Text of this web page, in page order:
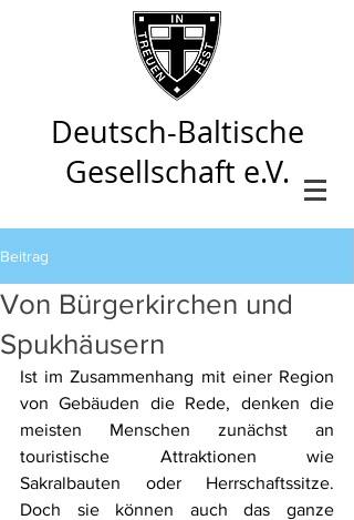
Deutsch-Baltische
Gesellschaft e.V.
Beitrag
Von Bürgerkirchen und
Spukhäusern
Ist im Zusammenhang mit einer Region
von Gebäuden die Rede, denken die
meisten Menschen zunächst an
touristische Attraktionen wie
Sakralbauten oder Herrschaftssitze.
Doch sie können auch das ganze